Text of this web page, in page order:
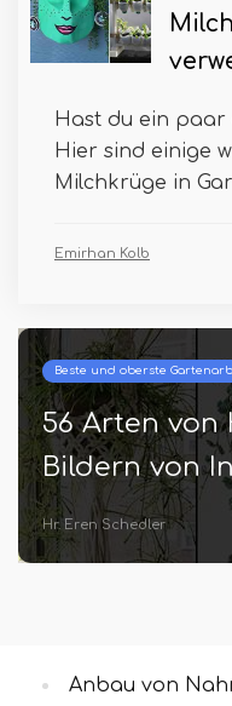
Hast du ein paar
Hier sind einige
Milchkrüge in
Emirhan Kolb
Beste und oberste
56 Arten von
Bildern von
Hr. Eren Schedler
Anbau von